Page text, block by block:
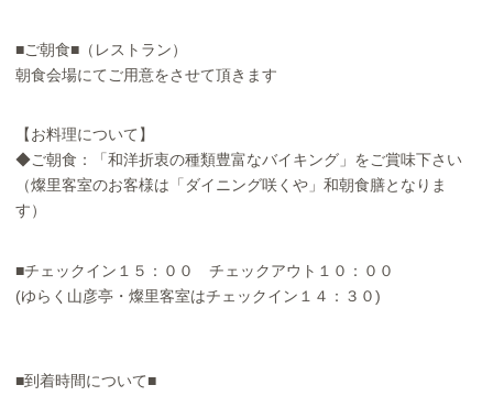
■ご朝食■（レストラン）
朝食会場にてご用意をさせて頂きます
【お料理について】
◆ご朝食：「和洋折衷の種類豊富なバイキング」をご賞味下さい
（燦里客室のお客様は「ダイニング咲くや」和朝食膳となりま
す）
■チェックイン１５：００ チェックアウト１０：００
(ゆらく山彦亭・燦里客室はチェックイン１４：３０)
■到着時間について■